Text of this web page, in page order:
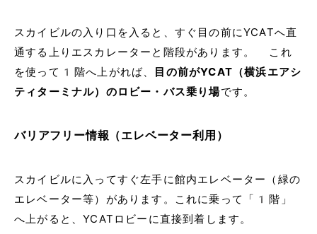
スカイビルの入り口を入ると、すぐ目の前にYCATへ直
通する上りエスカレーターと階段があります。 これ
を使って1階へ上がれば、
目の前がYCAT（横浜エアシ
ティターミナル）のロビー・バス乗り場です。
バリアフリー情報（エレベーター利用）
スカイビルに入ってすぐ左手に館内エレベーター（緑の
エレベーター等）があります。これに乗って「1階」
へ上がると、YCATロビーに直接到着します。